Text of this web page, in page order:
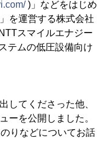
)」などをはじめ
を運営する株式会社
スマイルエナジー
テムの低圧設備向け
してくださった他、
ーを公開しました。
りなどについてお話